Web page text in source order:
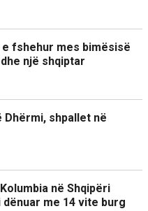
fshehur mes bimësisë
një shqiptar
shpallet në
në Shqipëri
me 14 vite burg